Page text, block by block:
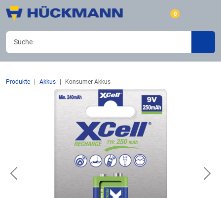
0
Produkte Akkus Konsumer-Akkus
Previous